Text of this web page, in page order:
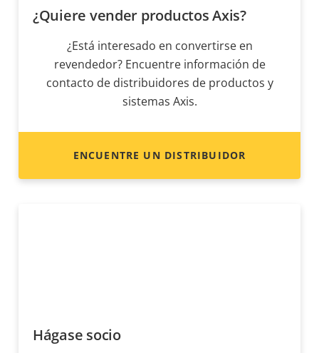
¿Quiere vender productos Axis?
¿Está interesado en convertirse en
revendedor? Encuentre información de
contacto de distribuidores de productos y
sistemas Axis.
ENCUENTRE UN DISTRIBUIDOR
Hágase socio